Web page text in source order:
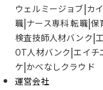
ウェルミージョブ カ
職 ナース専科 転職 保
検査技師人材バンク
OT人材バンク エイチ
ケ かべなしクラウド
運営会社